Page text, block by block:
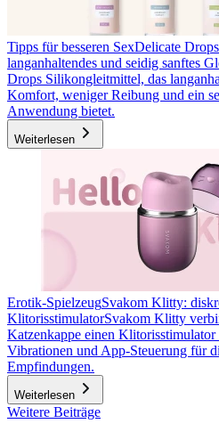
Tipps für besseren SexDelicate
langanhaltendes und seidig sanftes
Drops Silikongleitmittel, das
Komfort, weniger Reibung und ein
Anwendung bietet.
Weiterlesen
Erotik-SpielzeugSvakom Klitty:
KlitorisstimulatorSvakom Klitty
Katzenkappe einen Klitorisstimulator
Vibrationen und App-Steuerung für
Empfindungen.
Weiterlesen
Weitere Beiträge